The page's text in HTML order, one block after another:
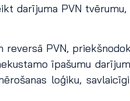
darījuma PVN
PVN,
īpašumu
loģiku,